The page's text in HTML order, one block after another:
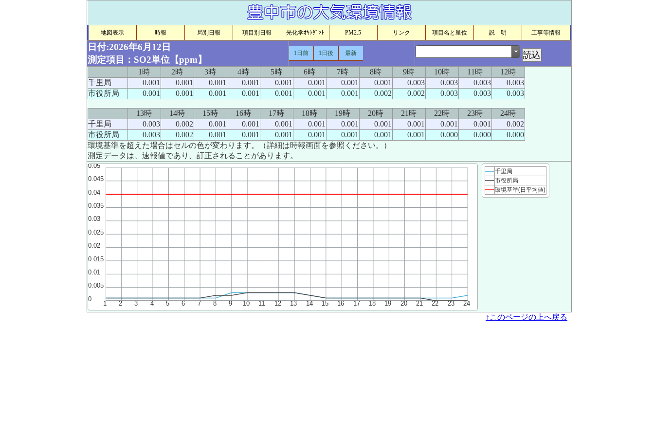
地図表示 時報 局別日報 項目別日報 光化学ｵｷｼﾀﾞﾝﾄ PM2.5 リンク 項目名と単位 説 明 工事等情報
日付:2026年6月12日
測定項目：SO2単位【ppm】
1日前 1日後 最新
1時 2時 3時 4時 5時 6時 7時 8時 9時 10時 11時
12時
千里局
0.001 0.001 0.001 0.001 0.001 0.001 0.001 0.001 0.003 0.003 0.003
0.003
市役所局
0.001 0.001 0.001 0.001 0.001 0.001 0.001 0.002 0.002 0.003 0.003 0.003
13時 14時 15時 16時 17時 18時 19時 20時 21時 22時 23時
24時
千里局
0.003 0.002 0.001 0.001 0.001 0.001 0.001 0.001 0.001 0.001 0.001
0.002
市役所局
0.003 0.002 0.001 0.001 0.001 0.001 0.001 0.001 0.001 0.000 0.000
0.000
環境基準を超えた場合はセルの色が変わります。（詳細は時報画面を参照ください。）
測定データは、速報値であり、訂正されることがあります。
千里局
市役所局
環境基準(日平均値)
↑このページの上へ戻る